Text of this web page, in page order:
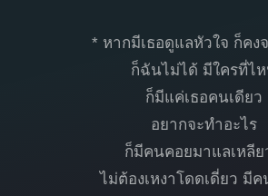
* หากมีเธอดูแลหัวใจ ก็คง
ก็ฉันไม่ได้ มีใครที่ไ
ก็มีแค่เธอคนเดียว
อยากจะทำอะไร
ก็มีคนคอยมาแลเหลีย
ไม่ต้องเหงาโดดเดี่ยว มีค